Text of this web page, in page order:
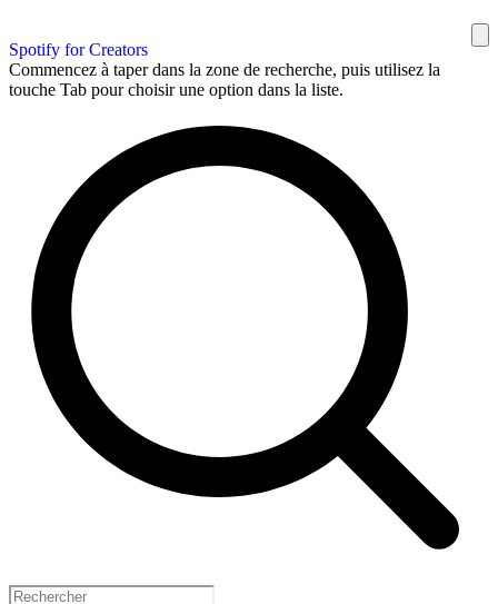
Spotify for Creators
Commencez à taper dans la zone de recherche, puis utilisez la
touche Tab pour choisir une option dans la liste.